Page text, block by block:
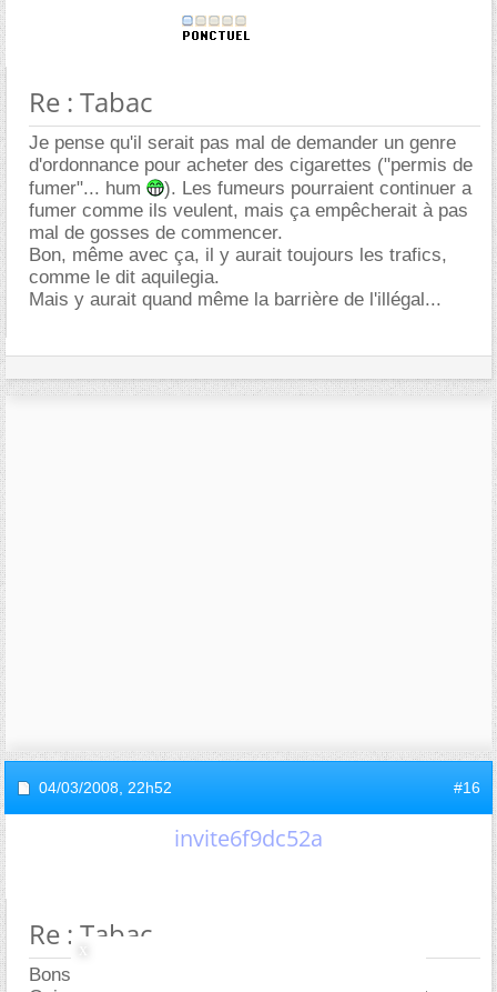
Re : Tabac
Je pense qu'il serait pas mal de demander un genre
d'ordonnance pour acheter des cigarettes ("permis de
fumer"... hum
). Les fumeurs pourraient continuer a
fumer comme ils veulent, mais ça empêcherait à pas
mal de gosses de commencer.
Bon, même avec ça, il y aurait toujours les trafics,
comme le dit aquilegia.
Mais y aurait quand même la barrière de l'illégal...
04/03/2008, 22h52 #16
invite6f9dc52a
Re : Tabac
Bonsoir,